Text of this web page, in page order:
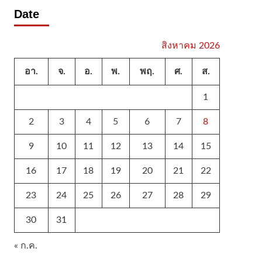
Date
สิงหาคม 2026
อา. จ. อ. พ. พฤ. ศ. ส.
1
2 3 4 5 6 7 8
9 10 11 12 13 14 15
16 17 18 19 20 21 22
23 24 25 26 27 28 29
30 31
« ก.ค.